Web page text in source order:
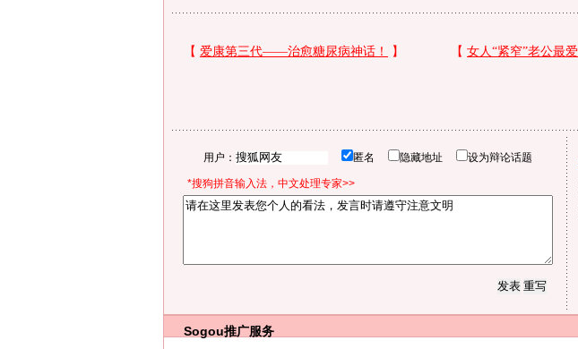
用户： 匿名 隐藏地址 设为辩论话题
*搜狗拼音输入法，中文处理专家>>
Sogou推广服务